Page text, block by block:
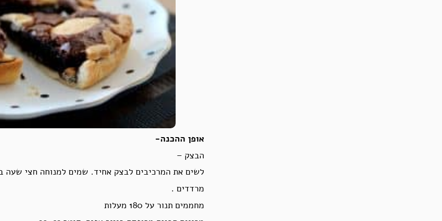
אופן ההכנה-
הבצק –
לשים את המרכיבים לבצק אחיד. שמים למנוחה חצי שעה
מרדדים .
מחממים תנור על 180 מעלות